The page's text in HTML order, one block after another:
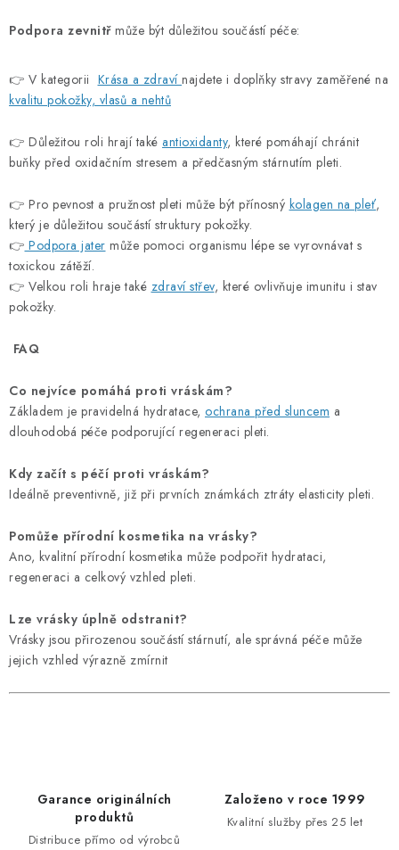
Podpora zevnitřmůže být důležitou součástí péče:
👉 V kategorii Krása a zdraví najdete i doplňky stravy zaměřené na
kvalitu pokožky, vlasů a nehtů
👉 Důležitou roli hrají také antioxidanty, které pomáhají chránit
buňky před oxidačním stresem a předčasným stárnutím pleti.
👉 Pro pevnost a pružnost pleti může být přínosný kolagen na pleť,
který je důležitou součástí struktury pokožky.
👉 Podpora jater může pomoci organismu lépe se vyrovnávat s
toxickou zátěží.
👉 Velkou roli hraje také zdraví střev, které ovlivňuje imunitu i stav
pokožky.
FAQ
Co nejvíce pomáhá proti vráskám?
Základem je pravidelná hydratace, ochrana před sluncem a
dlouhodobá péče podporující regeneraci pleti.
Kdy začít s péčí proti vráskám?
Ideálně preventivně, již při prvních známkách ztráty elasticity pleti.
Pomůže přírodní kosmetika na vrásky?
Ano, kvalitní přírodní kosmetika může podpořit hydrataci,
regeneraci a celkový vzhled pleti.
Lze vrásky úplně odstranit?
Vrásky jsou přirozenou součástí stárnutí, ale správná péče může
jejich vzhled výrazně zmírnit
Garance originálních
produktů
Distribuce přímo od výrobců
Založeno v roce 1999
Kvalitní služby přes 25 let